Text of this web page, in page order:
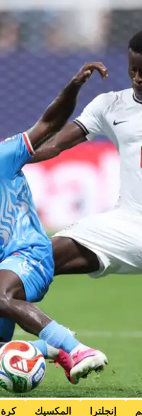
إنجلترا المكسيك